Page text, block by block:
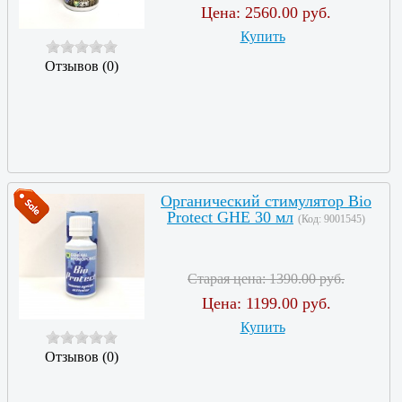
Отзывов (0)
Цена: 2560.00 руб.
Купить
Отзывов (0)
Органический стимулятор Bio
Protect GHE 30 мл (Код: 9001545)
Старая цена:1390.00 руб.
Цена: 1199.00 руб.
Купить